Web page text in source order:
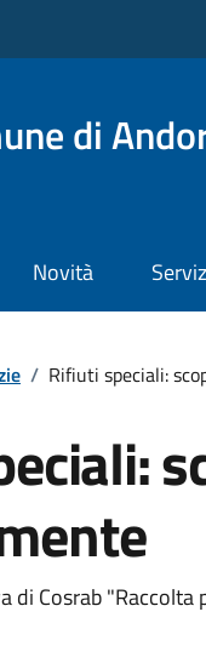
di
Novità
/ Rifiuti speciali:
di Cosrab